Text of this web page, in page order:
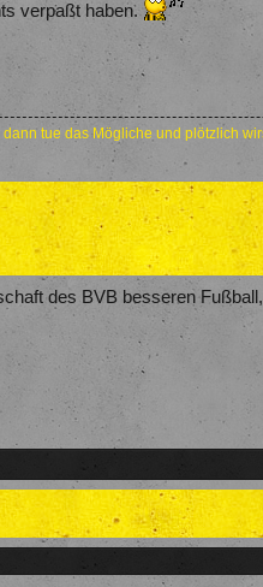
verpaßt haben.
tue das Mögliche und plötzlich
des BVB besseren